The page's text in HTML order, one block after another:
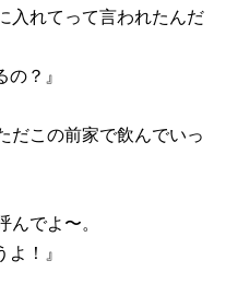
入れてって言われたんだ
？』
だこの前家で飲んでいっ
んでよ〜。
！』